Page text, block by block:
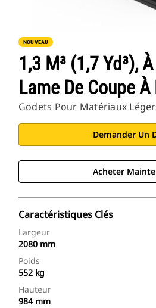
NOUVEAU
1,3 M³ (1,7 Yd³),
Lame De Coupe
Godets Pour Matériaux
Demander Un
Acheter
Caractéristiques Clés
Largeur
2080 mm
Poids
552 kg
Hauteur
984 mm